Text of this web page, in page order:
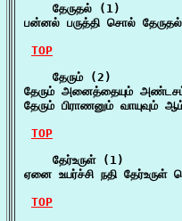
    தேருதல் (1)
பன்னல் பருத்தி சொல்
TOP
    தேரும் (2)
தேரும் அனைத்தையும்
தேரும் பிராணனும்
TOP
    தேர்உருள் (1)
ஏனை உயர்ச்சி நதி
TOP